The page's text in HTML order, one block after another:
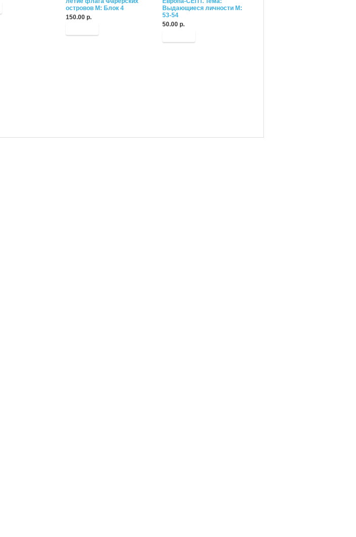
островов М: Блок 4
150.00 р.
Выдающиеся личности М:
53-54
50.00 р.